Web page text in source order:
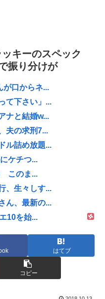
ッキーのスペック
振り分けが
が口からネ...
て下さい」...
ナと結婚w...
夫の求刑7...
ル詰め放題...
ケチつ...
このま...
、生々しす...
ん、最新の...
10を始...
はてブ
コピー